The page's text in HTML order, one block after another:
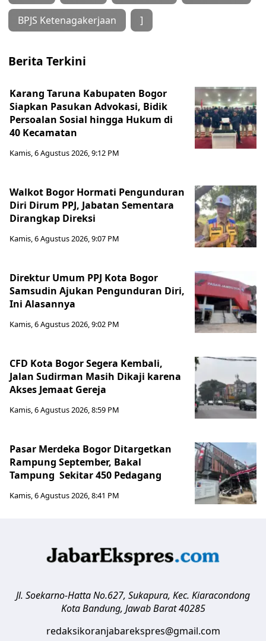
BPJS Ketenagakerjaan ]
Berita Terkini
Karang Taruna Kabupaten Bogor
Siapkan Pasukan Advokasi, Bidik
Persoalan Sosial hingga Hukum di
40 Kecamatan
Kamis, 6 Agustus 2026, 9:12 PM
Walkot Bogor Hormati Pengunduran
Diri Dirum PPJ, Jabatan Sementara
Dirangkap Direksi
Kamis, 6 Agustus 2026, 9:07 PM
Direktur Umum PPJ Kota Bogor
Samsudin Ajukan Pengunduran Diri,
Ini Alasannya
Kamis, 6 Agustus 2026, 9:02 PM
CFD Kota Bogor Segera Kembali,
Jalan Sudirman Masih Dikaji karena
Akses Jemaat Gereja
Kamis, 6 Agustus 2026, 8:59 PM
Pasar Merdeka Bogor Ditargetkan
Rampung September, Bakal
Tampung Sekitar 450 Pedagang
Kamis, 6 Agustus 2026, 8:41 PM
Jl. Soekarno-Hatta No.627, Sukapura, Kec. Kiaracondong
Kota Bandung, Jawab Barat 40285
redaksikoranjabarekspres@gmail.com